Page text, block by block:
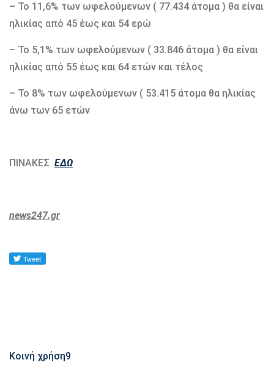
– Το 11,6% των ωφελούμενων ( 77.434 άτομα ) θα είναι
ηλικίας από 45 έως και 54 ερώ
– Το 5,1% των ωφελούμενων ( 33.846 άτομα ) θα είναι
ηλικίας από 55 έως και 64 ετών και τέλος
– Το 8% των ωφελούμενων ( 53.415 άτομα θα ηλικίας
άνω των 65 ετών
ΠΙΝΑΚΕΣ ΕΔΩ
news247.gr
Κοινή χρήση9